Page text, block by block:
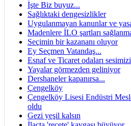
İşte Biz buyuz...
Sağlıktaki dengesizlikler
Uygulanmayan kanunlar ve
Madenlere İLO şartları
Seçimin bir kazananı oluyor
Ey Seçmen Vatandaş...
Esnaf ve Ticaret odaları
Yayalar görmezden geliniyor
Dershaneler kapanırsa...
Çengelköy
Çengelköy Lisesi Endüstri
oldu
Gezi yeşil kalsın